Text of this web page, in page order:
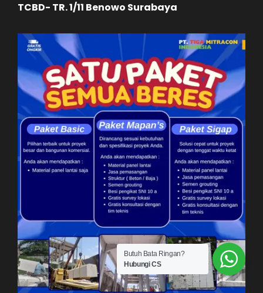
TCBD- TR. 1/11 Benowo Surabaya
Butuh Bata Ringan?
Hubungi CS